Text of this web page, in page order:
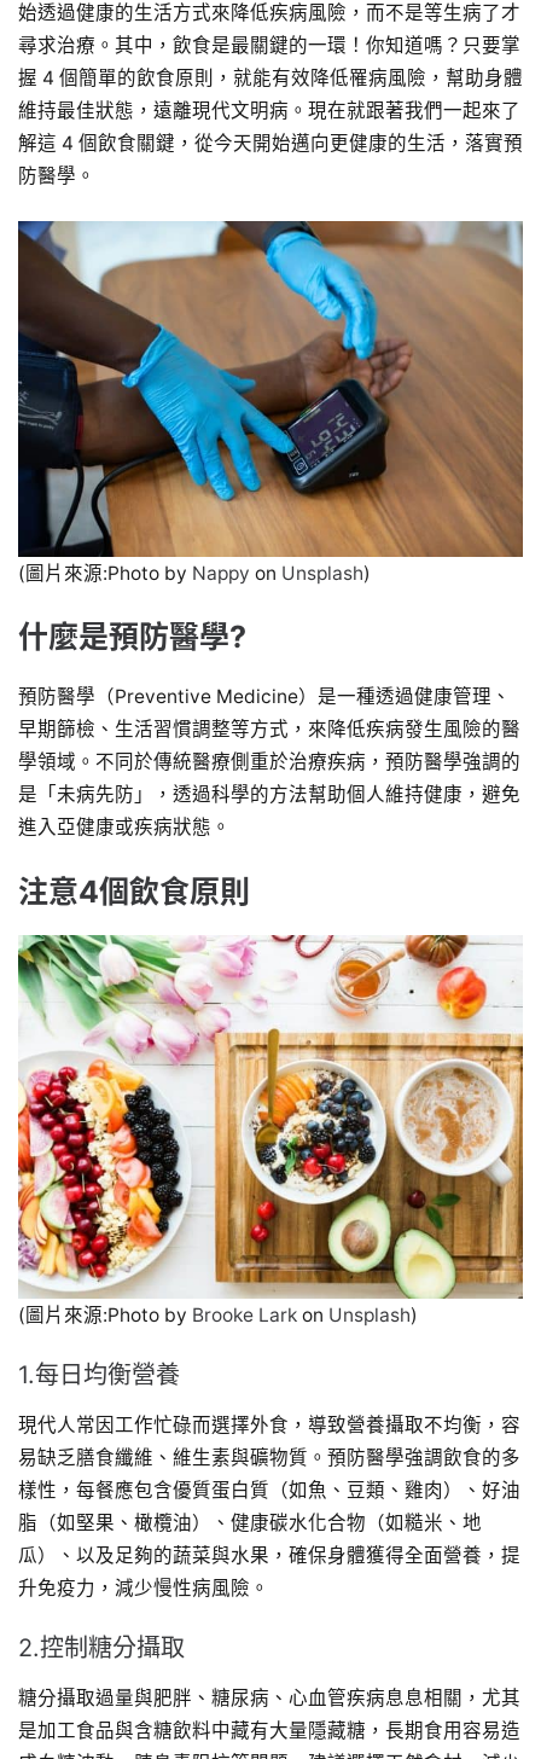
始透過健康的生活方式來降低疾病風險，而不是等生病了才
尋求治療。其中，飲食是最關鍵的一環！你知道嗎？只要掌
握 4 個簡單的飲食原則，就能有效降低罹病風險，幫助身體
維持最佳狀態，遠離現代文明病。現在就跟著我們一起來了
解這 4 個飲食關鍵，從今天開始邁向更健康的生活，落實預
防醫學。
(圖片來源:Photo by Nappy on Unsplash)
什麼是預防醫學?
預防醫學（Preventive Medicine）是一種透過健康管理、
早期篩檢、生活習慣調整等方式，來降低疾病發生風險的醫
學領域。不同於傳統醫療側重於治療疾病，預防醫學強調的
是「未病先防」，透過科學的方法幫助個人維持健康，避免
進入亞健康或疾病狀態。
注意4個飲食原則
(圖片來源:Photo by Brooke Lark on Unsplash)
1.每日均衡營養
現代人常因工作忙碌而選擇外食，導致營養攝取不均衡，容
易缺乏膳食纖維、維生素與礦物質。預防醫學強調飲食的多
樣性，每餐應包含優質蛋白質（如魚、豆類、雞肉）、好油
脂（如堅果、橄欖油）、健康碳水化合物（如糙米、地
瓜）、以及足夠的蔬菜與水果，確保身體獲得全面營養，提
升免疫力，減少慢性病風險。
2.控制糖分攝取
糖分攝取過量與肥胖、糖尿病、心血管疾病息息相關，尤其
是加工食品與含糖飲料中藏有大量隱藏糖，長期食用容易造